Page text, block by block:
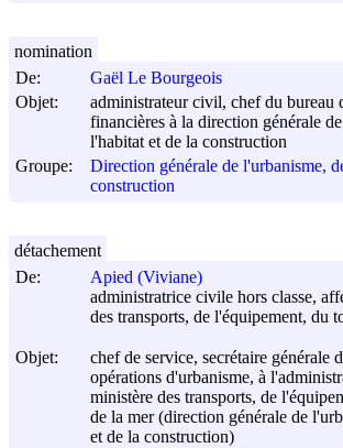
De:
Gaël Le Bourgeois
Objet:
administrateur civil, chef du bureau
financières à la direction générale
l'habitat et de la construction
Groupe:
Direction générale de l'urbanisme,
construction
nomination
De:
Apied (Viviane)
administratrice civile hors classe,
des transports, de l'équipement, du
Objet:
chef de service, secrétaire générale
opérations d'urbanisme, à
ministère des transports, de
de la mer (direction générale de
et de la construction)
détachement